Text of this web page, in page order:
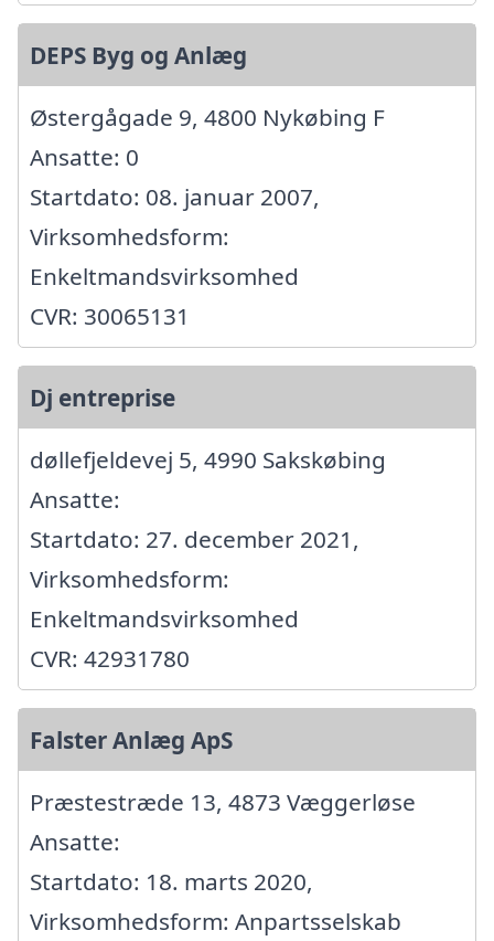
DEPS Byg og Anlæg
Østergågade 9, 4800 Nykøbing F
Ansatte: 0
Startdato: 08. januar 2007,
Virksomhedsform:
Enkeltmandsvirksomhed
CVR: 30065131
Dj entreprise
døllefjeldevej 5, 4990 Sakskøbing
Ansatte:
Startdato: 27. december 2021,
Virksomhedsform:
Enkeltmandsvirksomhed
CVR: 42931780
Falster Anlæg ApS
Præstestræde 13, 4873 Væggerløse
Ansatte:
Startdato: 18. marts 2020,
Virksomhedsform: Anpartsselskab